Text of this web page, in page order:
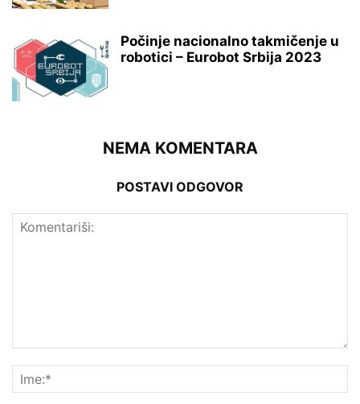
Počinje nacionalno takmičenje u
robotici – Eurobot Srbija 2023
NEMA KOMENTARA
POSTAVI ODGOVOR